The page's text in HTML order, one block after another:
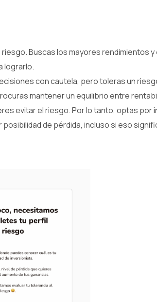
riesgo. Buscas los mayores rendimientos
lograrlo.
con cautela, pero toleras un
mantener un equilibrio entre
evitar el riesgo. Por lo tanto, optas por
de pérdida, incluso si eso